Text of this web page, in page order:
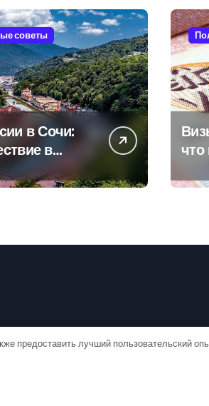
советы
в Сочи:
в
что
предоставить лучший пользовательский